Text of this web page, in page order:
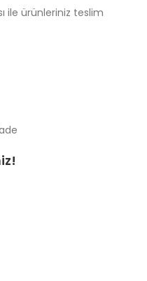
ile ürünleriniz teslim